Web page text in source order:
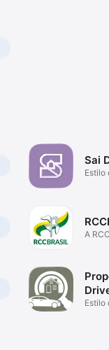
Sai
Estilo
A
Estilo